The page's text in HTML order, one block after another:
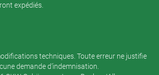
expédiés.
techniques. Toute erreur ne justifie
demande d’indemnisation.